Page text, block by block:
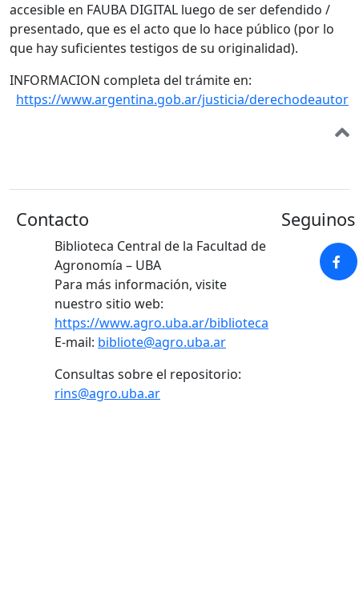
accesible en FAUBA DIGITAL luego de ser defendido /
presentado, que es el acto que lo hace público (por lo
que hay suficientes testigos de su originalidad).
INFORMACION completa del trámite en:
https://www.argentina.gob.ar/justicia/derechodeautor
Contacto
Biblioteca Central de la Facultad de
Agronomía – UBA
Para más información, visite
nuestro sitio web:
https://www.agro.uba.ar/biblioteca
E-mail: bibliote@agro.uba.ar
Consultas sobre el repositorio:
rins@agro.uba.ar